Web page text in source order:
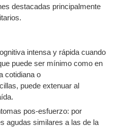
destacadas principalmente
intensa y rápida cuando
puede ser mínimo como en
cotidiana o
puede extenuar al
pos-esfuerzo: por
agudas similares a las de la